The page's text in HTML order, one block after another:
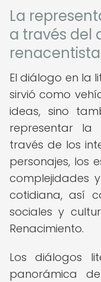
La
a través del
renacentista
El diálogo en la
sirvió como
ideas, sino
representar
través de los
personajes, los
complejidades
cotidiana, así
sociales y
Renacimiento.
Los diálogos
panorámica